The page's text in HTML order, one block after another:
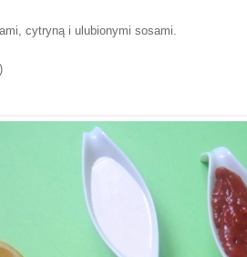
cytryną i ulubionymi sosami.